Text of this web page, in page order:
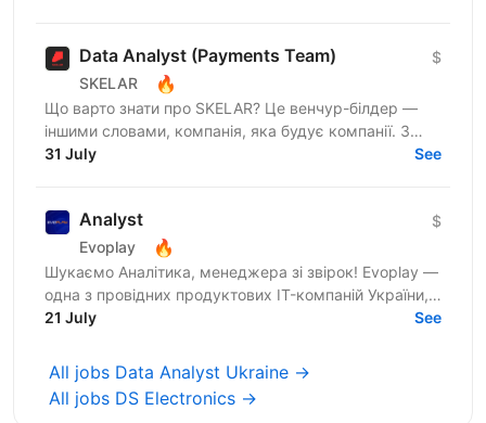
Data Analyst (Payments Team)
SKELAR 🔥
$
Що варто знати про SKELAR? Це венчур-білдер —
іншими словами, компанія, яка будує компанії. З
нами фаундери створюють consumer-бізнеси, які
31 July See
Analyst
Evoplay 🔥
$
Шукаємо Аналітика, менеджера зі звірок! Evoplay —
одна з провідних продуктових IT-компаній України,
яка працює на міжнародному ринку та створює
21 July See
All jobs Data Analyst Ukraine →
All jobs DS Electronics →